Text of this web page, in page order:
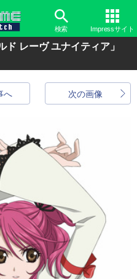
検索 Impressサイト
レーヴ ユナイティア」
次の画像
へ